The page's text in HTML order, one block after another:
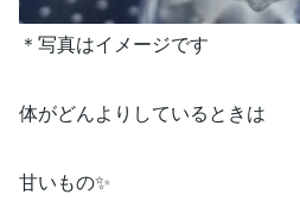
＊写真はイメージです
体がどんよりしているときは
甘いもの✨